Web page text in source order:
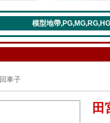
模型地帶,PG,MG,RG,HG.創鬥
回車子
田